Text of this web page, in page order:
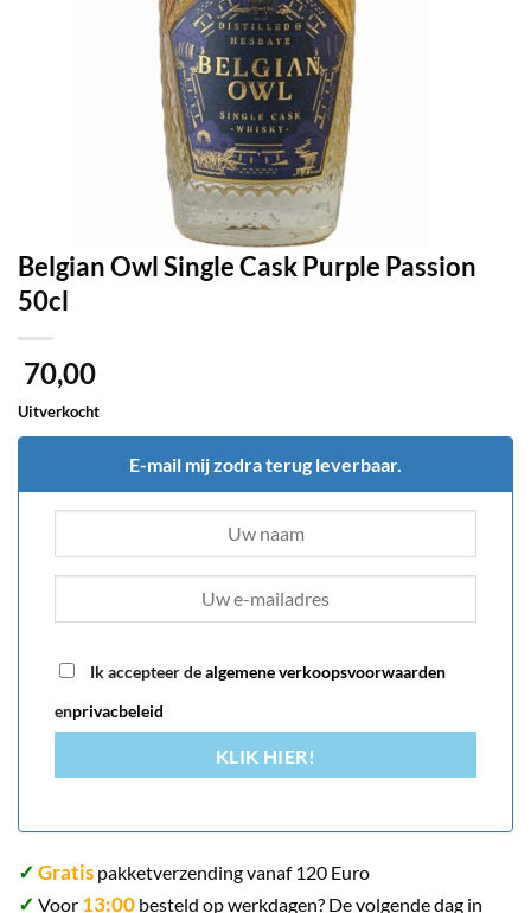
Belgian Owl Single Cask Purple Passion
50cl
70,00
Uitverkocht
E-mail mij zodra terug leverbaar.
Ik accepteer dealgemene verkoopsvoorwaarden
enprivacbeleid
KLIK HIER!
✓ Gratis pakketverzending vanaf 120 Euro
✓ Voor 13:00 besteld op werkdagen? De volgende dag in